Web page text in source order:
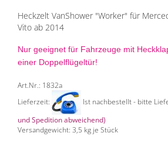
Heckzelt VanShower "Worker" für
Vito ab 2014
Nur geeignet für Fahrzeuge mit
einer Doppelflügeltür!
Art.Nr.: 1832a
Lieferzeit:
Ist nachbestellt - bitte
und Spedition abweichend)
Versandgewicht: 3,5 kg je Stück